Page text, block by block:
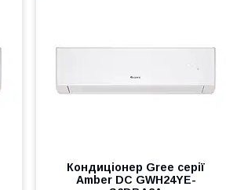
Кондиціонер Gree серії
Amber DC GWH24YE-